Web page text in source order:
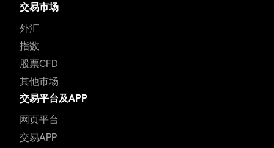
交易市场
外汇
指数
股票CFD
其他市场
交易平台及APP
网页平台
交易APP